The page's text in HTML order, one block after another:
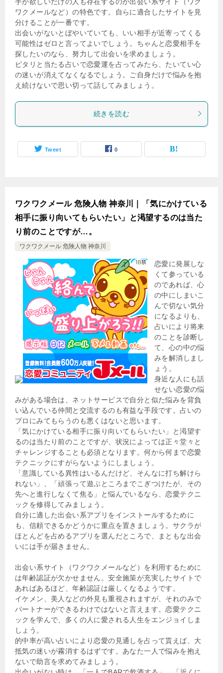
ワクメールなど）の特色です。自らに適合したサイトを見
分けることが一番です。
出会いがないとぼやいていても、いい相手が近寄ってくる
可能性はゼロと言ってよいでしょう。ちゃんと恋愛相手を
探したいのなら、努力して出会いを求めましょう。
ピタリと当たる占いで恋愛運を占ってみたら、たいてい心
の迷いが消えてなくなるでしょう。ご自身だけで悩みを抱
え続けないで思い切って話してみましょう。
続きを読む
Tweet 0
ワクワクメール 危険人物 神奈川｜「気にかけている
相手に振り向いてもらいたい」と渇望するのは当た
り前のことですが…。
ワクワクメール 危険人物 神奈川
恋愛に発展しな
くて参っている
のであれば、心
の中にしまいこ
んで切ない気分
になるよりも、
占いにより将来
のことを診断し
て、心の中の悩
みを解消しまし
ょう。
身近な人にも話
せない恋愛の悩
みがある場合は、ネットサービスで自分と似た悩みを背負
い込んでいる仲間と交流するのも有益な手段です。占いの
プロにみてもらうのも悪くはないと思います。
「気にかけている相手に振り向いてもらいたい」と渇望す
るのは当たり前のことですが、状況によっては正々堂々と
チャレンジすることも必須となります。何から何まで恋愛
テクニックにすがらないようにしましょう。
「意識している異性はいるんだけど、そんなに打ち解けら
れない」、「頑張って遊ぶところまでこぎつけたが、その
先へと進行しなくて焦る」と悩んでいるなら、恋愛テクニ
ックを修得してみましょう。
自分に適した出会い系アプリをインストールするために
も、信頼できるかどうかに重点を置きましょう。サクラが
ほとんどを占めるアプリを選んだところで、まともな出会
いには手が届きません。
出会い系サイト（ワクワクメールなど）を利用するために
は年齢認証が欠かせません。安全施策が充実したサイトで
あればあるほど、年齢認証は厳しくなるようです。
イケメン、美人などの外見も重視されますが、それのみで
パートナーができるわけではないと言えます。恋愛テクニ
ックを学んで、多くの人に愛される人生をエンジョイしま
しょう。
的中率が高い占いにより恋愛の見通しを占って貰えば、大
抵気の迷いが霧消するはずです。あなた一人で悩みを抱え
ないで助言を求めてみましょう。